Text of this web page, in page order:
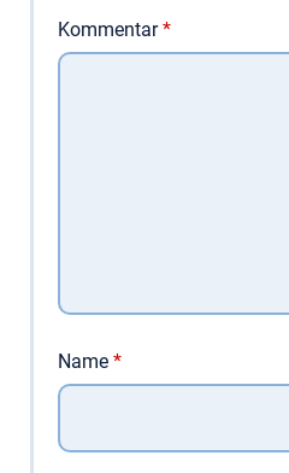
Kommentar*
Name *